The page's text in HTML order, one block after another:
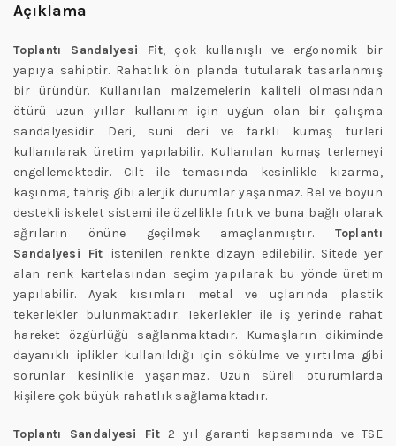
Açıklama
Toplantı Sandalyesi Fit, çok kullanışlı ve ergonomik bir
yapıya sahiptir. Rahatlık ön planda tutularak tasarlanmış
bir üründür. Kullanılan malzemelerin kaliteli olmasından
ötürü uzun yıllar kullanım için uygun olan bir çalışma
sandalyesidir. Deri, suni deri ve farklı kumaş türleri
kullanılarak üretim yapılabilir. Kullanılan kumaş terlemeyi
engellemektedir. Cilt ile temasında kesinlikle kızarma,
kaşınma, tahriş gibi alerjik durumlar yaşanmaz. Bel ve boyun
destekli iskelet sistemi ile özellikle fıtık ve buna bağlı olarak
ağrıların önüne geçilmek amaçlanmıştır. Toplantı
Sandalyesi Fit istenilen renkte dizayn edilebilir. Sitede yer
alan renk kartelasından seçim yapılarak bu yönde üretim
yapılabilir. Ayak kısımları metal ve uçlarında plastik
tekerlekler bulunmaktadır. Tekerlekler ile iş yerinde rahat
hareket özgürlüğü sağlanmaktadır. Kumaşların dikiminde
dayanıklı iplikler kullanıldığı için sökülme ve yırtılma gibi
sorunlar kesinlikle yaşanmaz. Uzun süreli oturumlarda
kişilere çok büyük rahatlık sağlamaktadır.
Toplantı Sandalyesi Fit2 yıl garanti kapsamında ve TSE